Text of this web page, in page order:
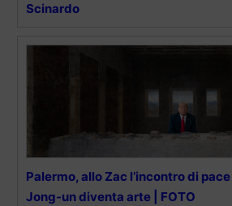
Scinardo
Palermo, allo Zac l’incontro di
Jong-un diventa arte | FOTO